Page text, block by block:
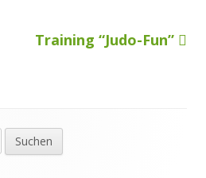
Nächster
Training “Judo-Fun”